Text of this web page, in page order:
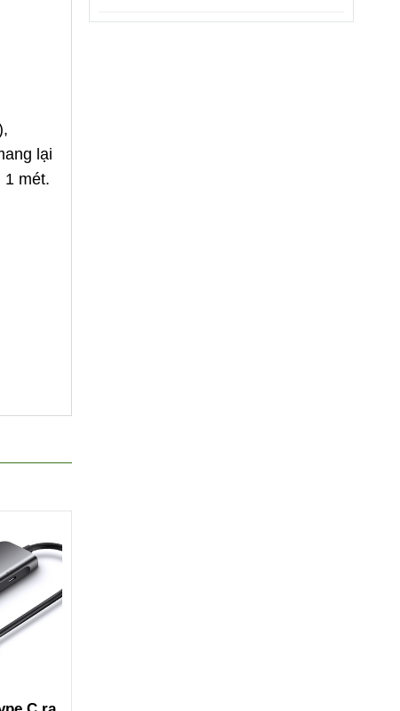
lại
1 mét.